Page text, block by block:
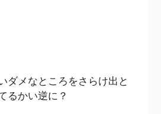
ダメなところをさらけ出と
るかい逆に？